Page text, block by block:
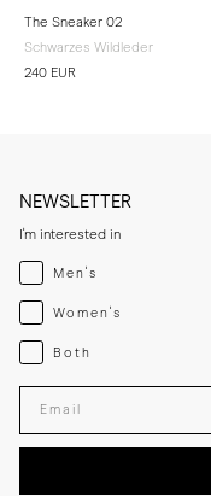
The Sneaker 02
Schwarzes Wildleder
240 EUR
NEWSLETTER
I'm interested in
Menswear
Men's
Womenswear
Women's
Both
Both
Enter your email adress